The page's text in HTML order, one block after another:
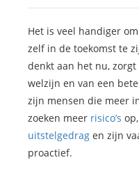
Het is veel handiger
zelf in de toekomst te
denkt aan het nu,
welzijn en van een
zijn mensen die meer
zoeken meer risico’s
uitstelgedrag en zijn
proactief.